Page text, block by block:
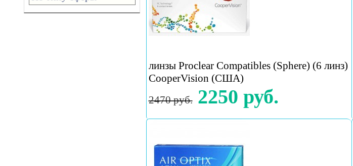
линзы Proclear Compatibles (Sphere) (6 линз)
CooperVision (США)
2470 руб. 2250 руб.